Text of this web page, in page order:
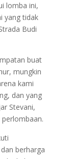
lomba ini,
yang tidak
Budi
buat
mungkin
kami
dan yang
Stevani,
berharga